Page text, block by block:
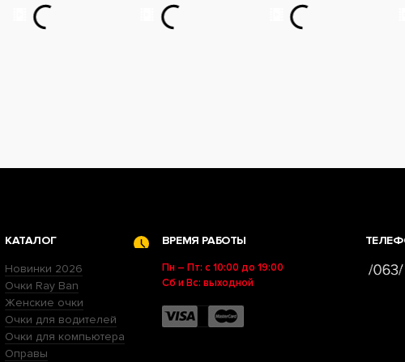
КАТАЛОГ
Новинки 2026
Очки Ray Ban
Женские очки
Очки для водителей
Очки для компьютера
Оправы
ВРЕМЯ РАБОТЫ
Пн – Пт: с 10:00 до 19:00
Сб и Вс: выходной